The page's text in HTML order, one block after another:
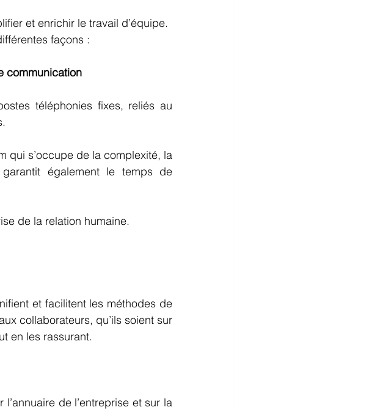
et enrichir le travail d’équipe.
façons :
communication
téléphonies fixes, reliés au
qui s’occupe de la complexité, la
également le temps de
de la relation humaine.
et facilitent les méthodes de
collaborateurs, qu’ils soient sur
en les rassurant.
de l’entreprise et sur la